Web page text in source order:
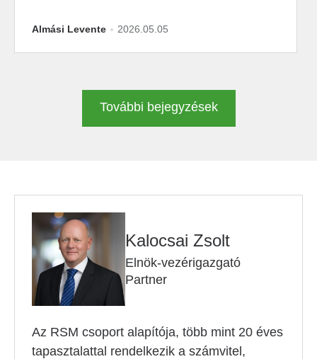
Almási Levente 2026.05.05
További bejegyzések
Kalocsai Zsolt
Elnök-vezérigazgató
Partner
Az RSM csoport alapítója, több mint 20 éves
tapasztalattal rendelkezik a számvitel,